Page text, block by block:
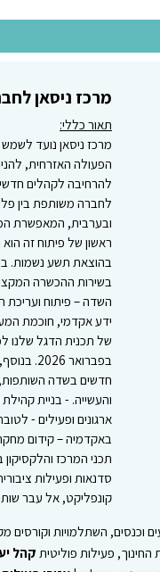
מרכז ניסאן
תאור כללי:
מרכז ניסאן נועד
הפעולה האזרחית,
להרחיבה לקהלים
לחברה משותפת בין
ובערבית, המאפשרת
בהוצאת תשע נשמות.
בשירות ההכשרה
השדה – פיתוח ועריכת
של תכנית הדגל שלנו
חדשים בשדה השותפות,
והעשייה. - בניית
ארגונים ופעילים -
באקדמיה – קידום
תכני המרכז
סדנאות ופעילות
קונפליקט, אל עבר
וכנסים, השתלמויות וקורסים
החינוך, פעילות פוליטית קהל